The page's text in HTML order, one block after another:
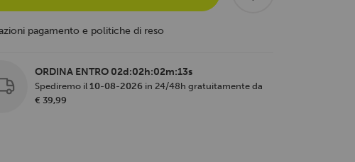
pagamento e politiche di reso
ORDINA ENTRO 02d:02h:02m:12s
Spediremo il 10-08-2026 in 24/48h gratuitamente da
€ 39,99